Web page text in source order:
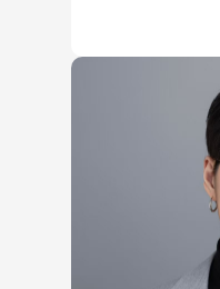
校颁发的“杰
进入美国顶尖
College（鲍
东亚研究及
成中国语言
他同时担任
试官，持续
育顾问，
维、写作能
长帮助学生
能力，并通
长期规划帮
竞争力的自己。
从事教育咨
已成功帮助
学录取，包
（MIT）、宾
（University
特茅斯学院（